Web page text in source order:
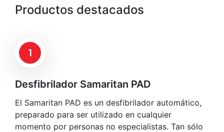
Productos destacados
1
Desfibrilador Samaritan PAD
El Samaritan PAD es un desfibrilador automático,
preparado para ser utilizado en cualquier
momento por personas no especialistas. Tan sólo